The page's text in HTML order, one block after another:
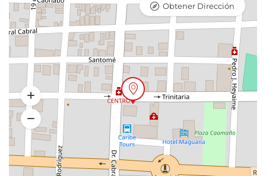
Obtener Dirección